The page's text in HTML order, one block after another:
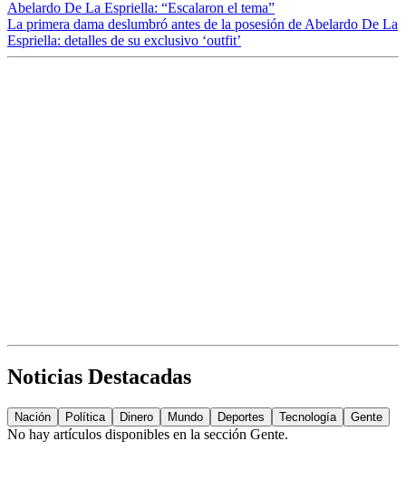
Abelardo De La Espriella: “Escalaron el tema”
La primera dama deslumbró antes de la posesión de Abelardo De La
Espriella: detalles de su exclusivo ‘outfit’
Noticias Destacadas
Nación Política Dinero Mundo Deportes Tecnología Gente
No hay artículos disponibles en la sección Gente.